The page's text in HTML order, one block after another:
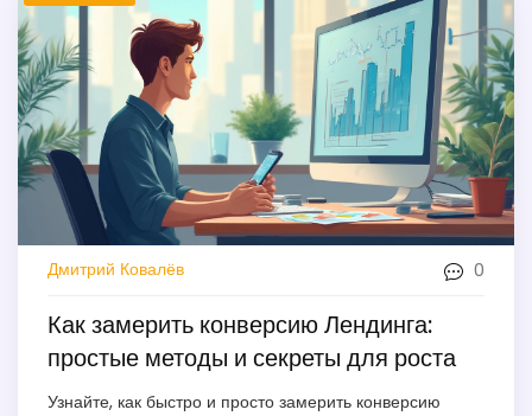
Дмитрий Ковалёв 0
Как замерить конверсию Лендинга:
простые методы и секреты для роста
Узнайте, как быстро и просто замерить конверсию